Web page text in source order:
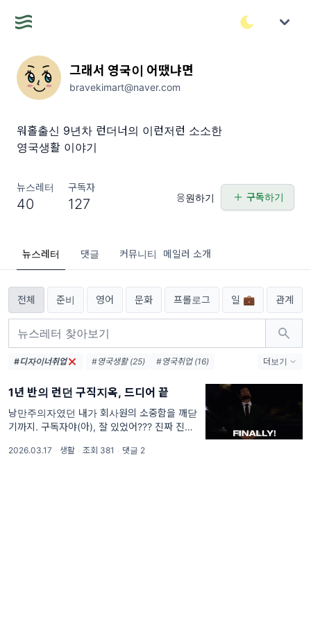
그래서 영국이 어땠냐면
bravekimart@naver.com
워홀출신 9년차 런더너의 이런저런 소소한
영국생활 이야기
뉴스레터
40
구독자
127 응원하기 구독하기
뉴스레터 댓글 커뮤니티 메일러 소개
전체 준비 영어 문화 프롤로그 일 💼 관계
#디자이너취업 #영국생활 (25)
#영국취업 (16)
#해외생활 (7)
#영어 (6)
#해외취업 (5)
#런던생활 (4)
#문화차이 (4)
#워킹홀리데이 (4)
#러쉬 (3)
#영국알바 (3)
더보기
1년 반의 런던 구직지옥, 드디어 끝
낭만주의자였던 내가 회사원의 소중함을 깨닫
기까지. 구독자야(아), 잘 있었어??? 진짜 진짜
년이 훌쩍 넘었더라고. 그런데도 신기하게 구독
2026.03.17 · 생활 · 조회 381 · 댓글 2